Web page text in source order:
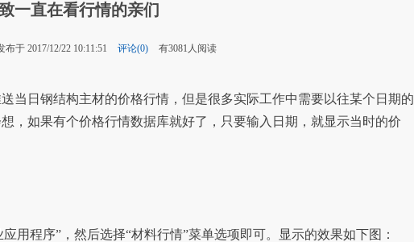
一直在看行情的亲们
布于 2017/12/22 10:11:51 评论(0) 有3081人阅读
当日钢结构主材的价格行情，但是很多实际工作中需要以往某个日期的
，如果有个价格行情数据库就好了，只要输入日期，就显示当时的价
用程序”，然后选择“材料行情”菜单选项即可。显示的效果如下图：